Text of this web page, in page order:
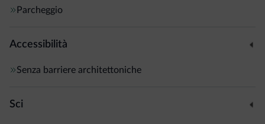
Parcheggio
Accessibilità
Senza barriere architettoniche
Sci